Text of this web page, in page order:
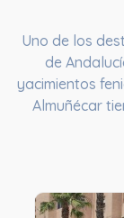
Uno de los
de
yacimientos
Almuñécar